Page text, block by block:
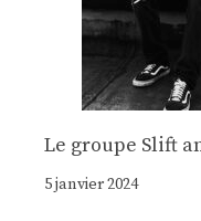
Le groupe Slift
5 janvier 2024